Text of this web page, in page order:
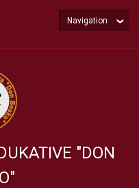
"DON
Navigation